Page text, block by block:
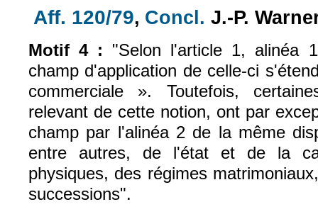
Aff. 120/79 (le lien est externe)
, Concl. (le lien est
J.-P.
Motif 4 : "Selon l'article 1, alinéa
champ d'application de celle-ci
commerciale ». Toutefois,
relevant de cette notion, ont par
champ par l'alinéa 2 de la même
entre autres, de l'état et de la
physiques, des régimes
successions".